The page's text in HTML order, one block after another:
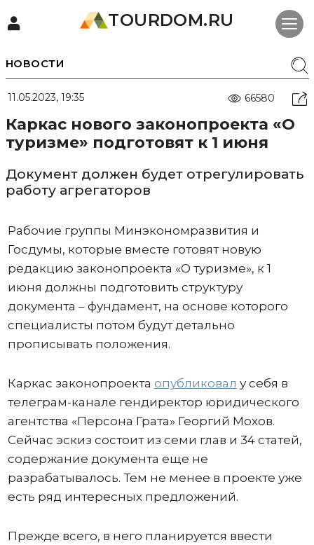
TOURDOM.RU
НОВОСТИ
11.05.2023, 19:35 66580
Каркас нового законопроекта «О
туризме» подготовят к 1 июня
Документ должен будет отрегулировать
работу агрегаторов
Рабочие группы Минэкономразвития и
Госдумы, которые вместе готовят новую
редакцию законопроекта «О туризме», к 1
июня должны подготовить структуру
документа – фундамент, на основе которого
специалисты потом будут детально
прописывать положения.
Каркас законопроекта опубликовал у себя в
телеграм-канале гендиректор юридического
агентства «Персона Грата» Георгий Мохов.
Сейчас эскиз состоит из семи глав и 34 статей,
содержание документа еще не
разрабатывалось. Тем не менее в проекте уже
есть ряд интересных предложений.
Прежде всего, в него планируется ввести